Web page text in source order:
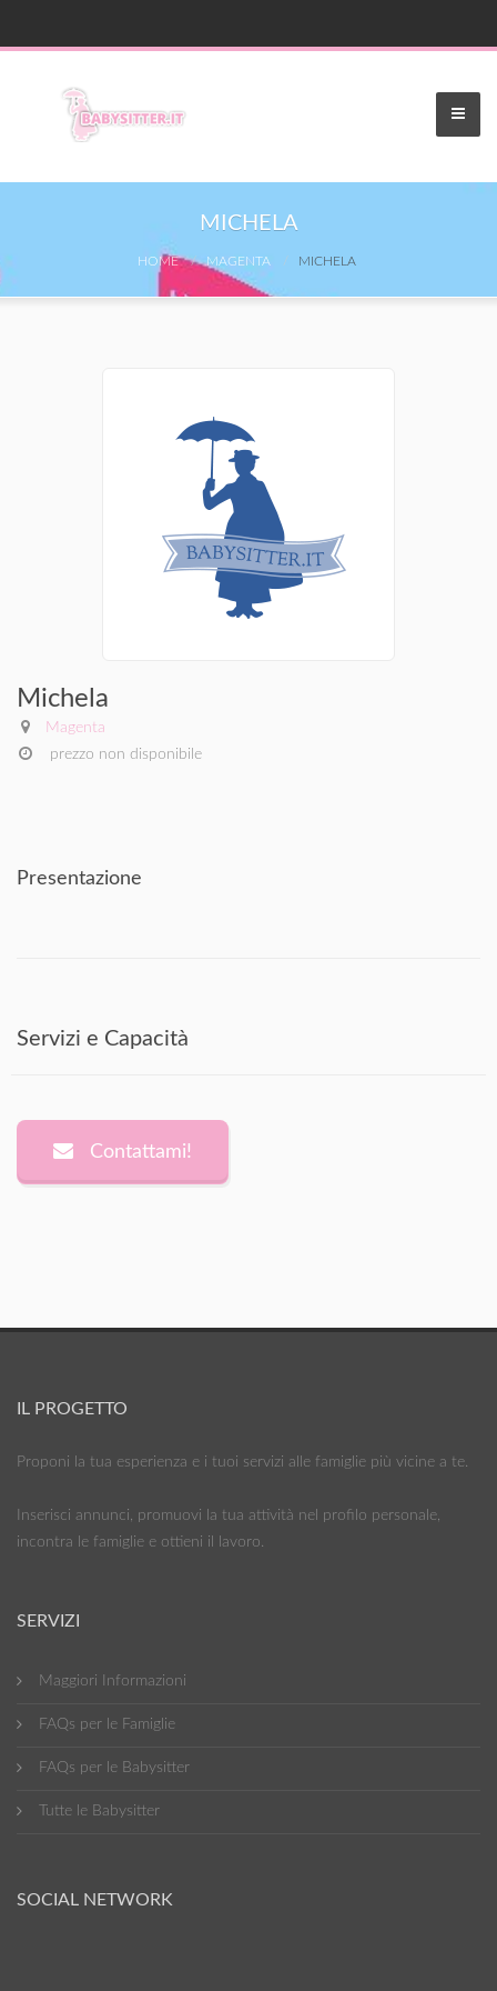
MICHELA
HOME MAGENTA MICHELA
Michela
Magenta
prezzo non disponibile
Presentazione
Servizi e Capacità
Contattami!
IL PROGETTO
Proponi la tua esperienza e i tuoi servizi alle famiglie più vicine a te.
Inserisci annunci, promuovi la tua attività nel profilo personale,
incontra le famiglie e ottieni il lavoro.
SERVIZI
Maggiori Informazioni
FAQs per le Famiglie
FAQs per le Babysitter
Tutte le Babysitter
SOCIAL NETWORK